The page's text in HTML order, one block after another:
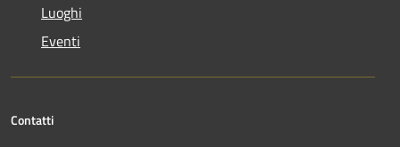
Luoghi
Eventi
Contatti